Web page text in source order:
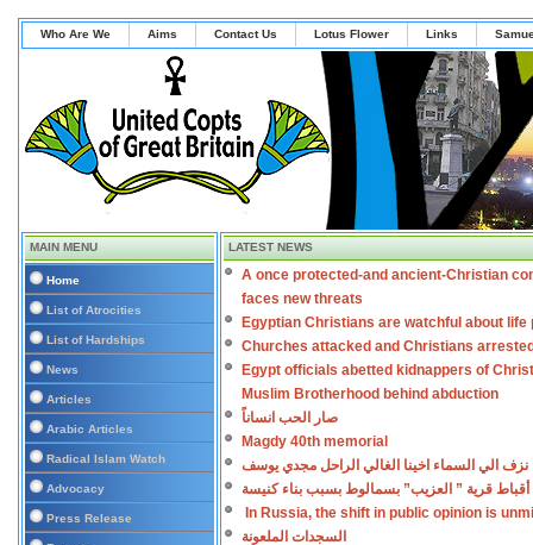
Who Are We Aims Contact Us Lotus Flower Links
MAIN MENU
Home
List of Atrocities
List of Hardships
News
Articles
Arabic Articles
Radical Islam Watch
Advocacy
Press Release
LATEST NEWS
A once protected-and ancient-Christian
faces new threats
Egyptian Christians are watchful about life
Churches attacked and Christians
Egypt officials abetted kidnappers of
Muslim Brotherhood behind abduction
صار الحب انساناً
Magdy 40th memorial
نزف الي السماء اخينا الغالي الراحل مجدي يوسف
أقباط قرية ” العزيب” بسمالوط بسبب بناء كنيسة
In Russia, the shift in public opinion is
السجدات الملعونة